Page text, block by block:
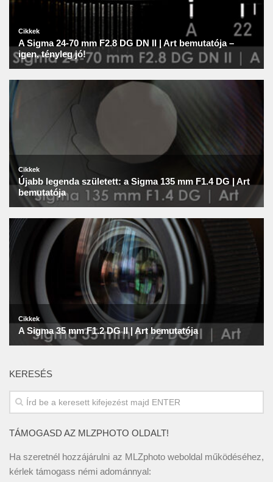
KERESÉS
TÁMOGASD AZ MLZPHOTO OLDALT!
Ha szeretnél hozzájárulni az MLZphoto weboldal működéséhez,
kérlek támogass némi adománnyal: